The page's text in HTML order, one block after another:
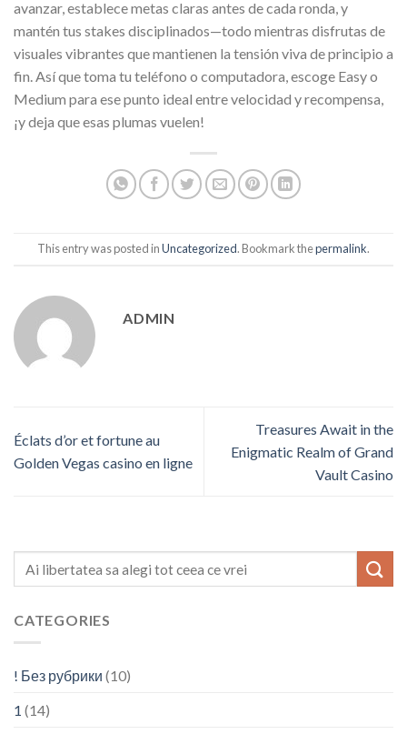
avanzar, establece metas claras antes de cada ronda, y
mantén tus stakes disciplinados—todo mientras disfrutas de
visuales vibrantes que mantienen la tensión viva de principio a
fin. Así que toma tu teléfono o computadora, escoge Easy o
Medium para ese punto ideal entre velocidad y recompensa,
¡y deja que esas plumas vuelen!
This entry was posted inUncategorized. Bookmark thepermalink.
ADMIN
Éclats d’or et fortune au
Golden Vegas casino en ligne
Treasures Await in the
Enigmatic Realm of Grand
Vault Casino
CATEGORIES
! Без рубрики (10)
1 (14)